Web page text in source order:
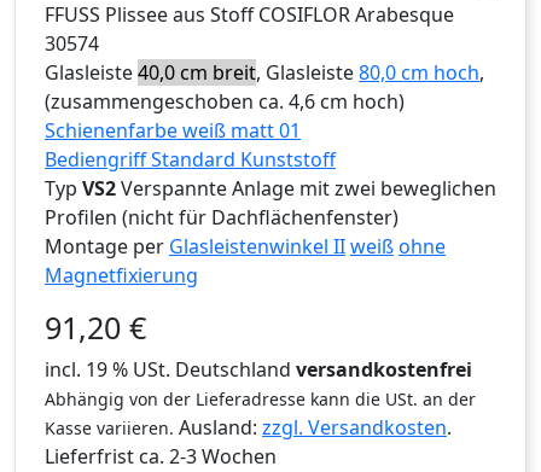
FFUSS Plissee aus Stoff COSIFLOR Arabesque
30574
Glasleiste40,0 cm breit, Glasleiste80,0 cm hoch,
(zusammengeschoben ca. 4,6 cm hoch)
Schienenfarbe weiß matt 01
Bediengriff Standard Kunststoff
Typ VS2Verspannte Anlage mit zwei beweglichen
Profilen (nicht für Dachflächenfenster)
Montage per Glasleistenwinkel IIweißohne
Magnetfixierung
91,20 €
incl. 19 % USt. Deutschland versandkostenfrei
Abhängig von der Lieferadresse kann die USt. an der
Kasse variieren. Ausland: zzgl. Versandkosten.
Lieferfrist ca. 2-3 Wochen